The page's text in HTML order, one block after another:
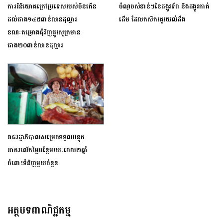
ការវិនិយោគក្រៅប្រទេសរបស់ចិនកើន
ដល់ជាង១៤៥ពាន់លានដុល្លារ
ខណៈគម្រោងជុំវិញផ្លូវសូត្រមាន
ជាង២០ពាន់លានដុល្លារ
ចំណុចសំខាន់ៗនៃដង្កូវទ័ព និងដង្កូវកាត់
ដើម ដែលកសិករគួរយល់ដឹង
រាជរដ្ឋាភិបាលសម្រេចទទួលបន្ទុក
អាករលើតម្លៃបន្ថែមរយៈពេល២ឆ្នាំ
ចំពោះទំនិញមួយចំនួន
អត្ថបទពាណិជ្ជកម្ម